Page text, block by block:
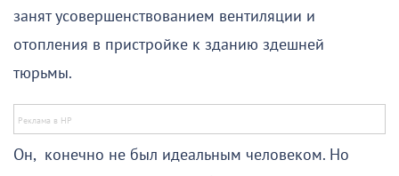
занят усовершенствованием вентиляции и
отопления в пристройке к зданию здешней
тюрьмы.
Он, конечно не был идеальным человеком. Но